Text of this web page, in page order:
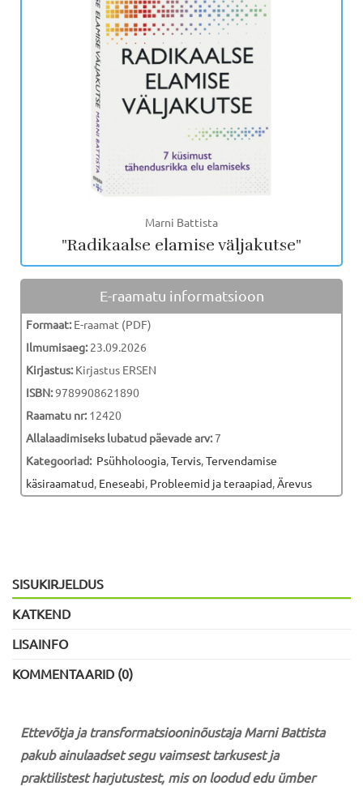
Marni Battista
"Radikaalse elamise väljakutse"
E-raamatu informatsioon
Formaat:E-raamat (PDF)
Ilmumisaeg:23.09.2026
Kirjastus:Kirjastus ERSEN
ISBN:9789908621890
Raamatu nr:12420
Allalaadimiseks lubatud päevade arv:7
Kategooriad: Psühholoogia,Tervis,Tervendamise
käsiraamatud, Eneseabi, Probleemid ja teraapiad,Ärevus
SISUKIRJELDUS
KATKEND
LISAINFO
KOMMENTAARID (0)
Ettevõtja ja transformatsiooninõustaja Marni Battista
pakub ainulaadset segu vaimsest tarkusest ja
praktilistest harjutustest, mis on loodud edu ümber